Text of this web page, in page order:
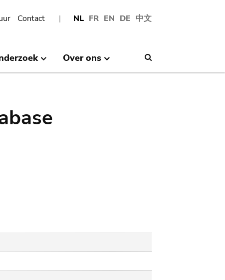
NL FR EN DE 中文
Contact
Over ons